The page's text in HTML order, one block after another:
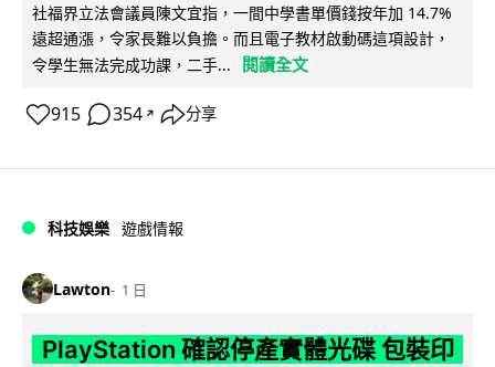
社福界立法會議員陳文宜指，一間中學書單價錢按年加 14.7%
遠超通漲，令家長難以負擔。而且電子教材啟動碼這項設計，
令學生無法完成功課，二手...
閱讀全文
915 354 ↗ 分享
科技娛樂 遊戲情報
Lawton 1 日
PlayStation 確認停產實體光碟 包裝印